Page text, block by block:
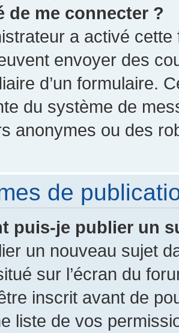
de me connecter ?
a activé
envoyer des
d’un formulaire.
du système de
anonymes ou des
de
puis-je publier un
un nouveau sujet
sur l’écran du
inscrit avant de
liste de vos